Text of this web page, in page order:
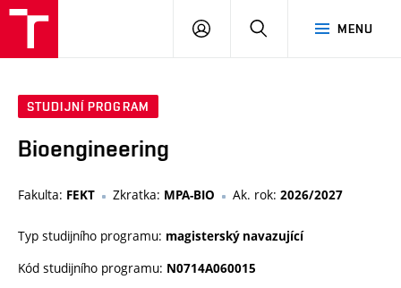
MENU
PŘIHLÁSIT
STUDIJNÍ PROGRAM
Bioengineering
Fakulta: FEKT Zkratka: MPA-BIO Ak. rok: 2026/2027
Typ studijního programu: magisterský navazující
Kód studijního programu: N0714A060015